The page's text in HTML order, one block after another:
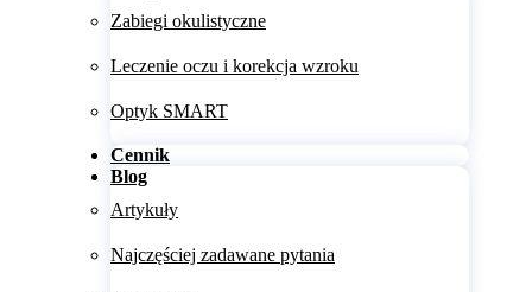
Zabiegi okulistyczne
Leczenie oczu i korekcja wzroku
Optyk SMART
Cennik
Blog
Artykuły
Najczęściej zadawane pytania